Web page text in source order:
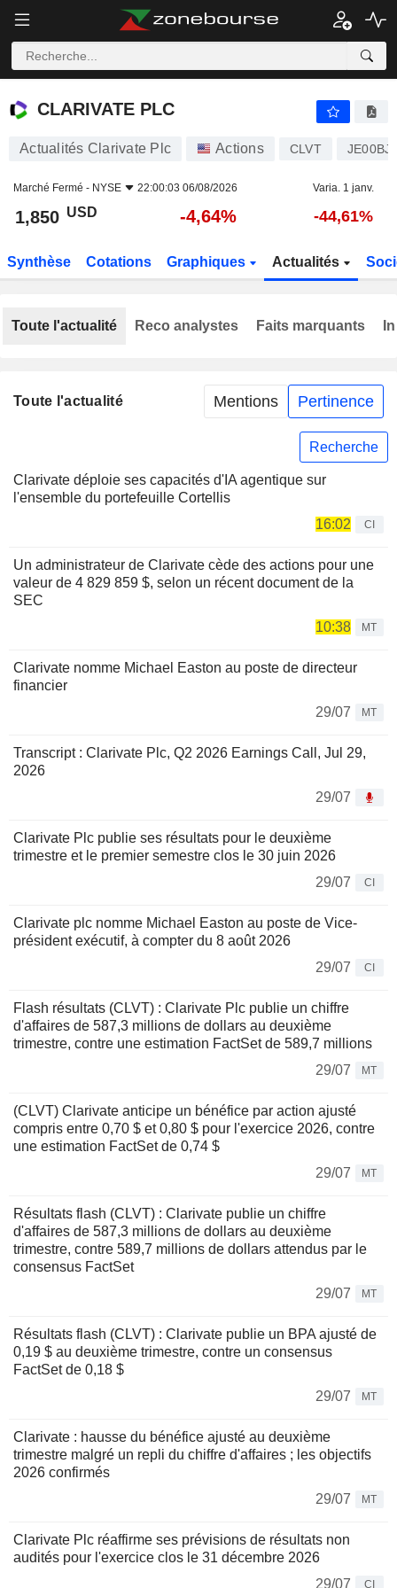
CLARIVATE PLC
CLARIVATE PLC
Actualités Clarivate Plc Actions CLVT
Marché Fermé - NYSE 22:00:03 06/08/2026 Varia. 1 janv.
1,850 USD -4,64% -44,61%
Synthèse Cotations Graphiques Actualités
Toute l'actualité Mentions Pertinence
Recherche
Clarivate déploie ses capacités d'IA agentique sur
l'ensemble du portefeuille Cortellis
16:02
CI
Un administrateur de Clarivate cède des actions pour une
valeur de 4 829 859 $, selon un récent document de la
SEC
10:38
MT
Clarivate nomme Michael Easton au poste de directeur
financier
29/07
MT
Transcript : Clarivate Plc, Q2 2026 Earnings Call, Jul 29,
2026
29/07
Clarivate Plc publie ses résultats pour le deuxième
trimestre et le premier semestre clos le 30 juin 2026
29/07
CI
Clarivate plc nomme Michael Easton au poste de Vice-
président exécutif, à compter du 8 août 2026
29/07
CI
Flash résultats (CLVT) : Clarivate Plc publie un chiffre
d'affaires de 587,3 millions de dollars au deuxième
trimestre, contre une estimation FactSet de 589,7 millions
29/07
MT
(CLVT) Clarivate anticipe un bénéfice par action ajusté
compris entre 0,70 $ et 0,80 $ pour l'exercice 2026, contre
une estimation FactSet de 0,74 $
29/07
MT
Résultats flash (CLVT) : Clarivate publie un chiffre
d'affaires de 587,3 millions de dollars au deuxième
trimestre, contre 589,7 millions de dollars attendus par le
consensus FactSet
29/07
MT
Résultats flash (CLVT) : Clarivate publie un BPA ajusté de
0,19 $ au deuxième trimestre, contre un consensus
FactSet de 0,18 $
29/07
MT
Clarivate : hausse du bénéfice ajusté au deuxième
trimestre malgré un repli du chiffre d'affaires ; les objectifs
2026 confirmés
29/07
MT
Clarivate Plc réaffirme ses prévisions de résultats non
audités pour l'exercice clos le 31 décembre 2026
29/07
CI
Toute l'actualité Reco analystes Faits marquants